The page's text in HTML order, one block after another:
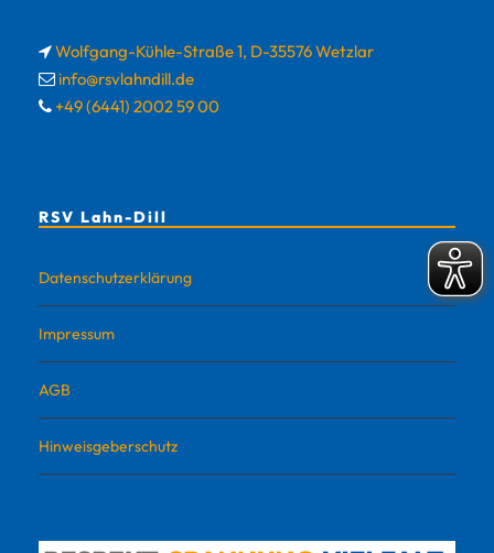
Wolfgang-Kühle-Straße 1, D-35576 Wetzlar
info@rsvlahndill.de
+49 (6441) 2002 59 00
RSV Lahn-Dill
Datenschutzerklärung
Impressum
AGB
Hinweisgeberschutz